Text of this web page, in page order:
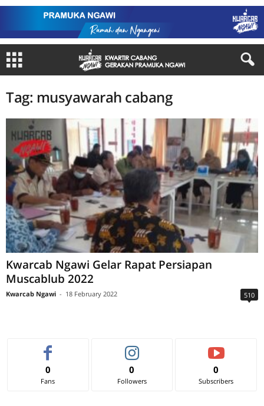
Tag: musyawarah cabang
Kwarcab Ngawi Gelar Rapat Persiapan
Muscablub 2022
Kwarcab Ngawi - 18 February 2022 510
0
Fans
0
Followers
0
Subscribers